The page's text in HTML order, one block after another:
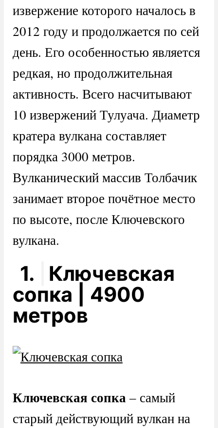
извержение которого началось в
2012 году и продолжается по сей
день. Его особенностью является
редкая, но продолжительная
активность. Всего насчитывают
10 извержений Тулуача. Диаметр
кратера вулкана составляет
порядка 3000 метров.
Вулканический массив Толбачик
занимает второе почётное место
по высоте, после Ключевского
вулкана.
1.
Ключевская
сопка | 4900
метров
Ключевская сопка – самый
старый действующий вулкан на